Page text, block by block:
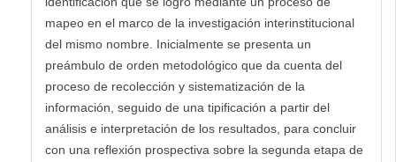
mapeo en el marco de la investigación interinstitucional
del mismo nombre. Inicialmente se presenta un
preámbulo de orden metodológico que da cuenta del
proceso de recolección y sistematización de la
información, seguido de una tipificación a partir del
análisis e interpretación de los resultados, para concluir
con una reflexión prospectiva sobre la segunda etapa de